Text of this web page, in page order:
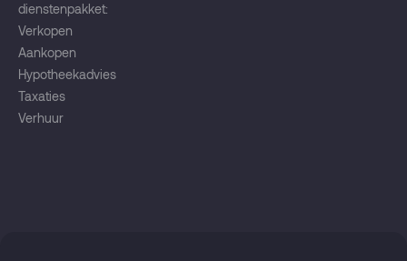
dienstenpakket:
Verkopen
Aankopen
Hypotheekadvies
Taxaties
Verhuur